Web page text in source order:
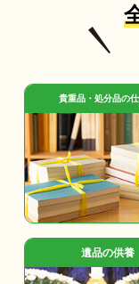
貴重品・処分品の
遺品の供養